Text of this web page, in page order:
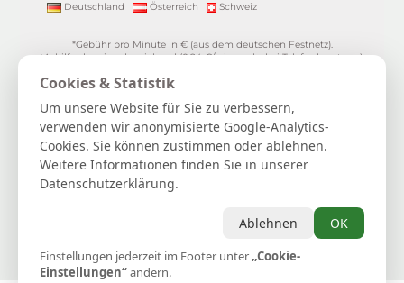
Deutschland Österreich Schweiz
*Gebühr pro Minute in € (aus dem deutschen Festnetz).
Mobilfunkpreise abweichend (0,24 €/min. mehr bei Telefonberatung).
**1.99€/min aus allen dt. Netzen
Gratisgepräch in Höhe von 15 Minuten.
15 Gratisminuten zum Kartenlegen sichern|Spiritueller Berater/in
werden
FAQ / Hilfe|AGB |Verträge hier kündigen / widerrufen
Kontakt & Impressum / Datenschutz
Kerida die Esoterikline für Kartenlegen, Hellsehen, Wahrsagen,
Lebensberatung, Spiritualität und mehr...
Selbstliebe | Heilung | Spiritualität | Achtsamkeit | Persönliches
Wachstum | Intuition | Loslassen | Manifestation | Dankbarkeit
Astrologie |Hellsehen |Kartenlegen |Lebensberatung
Tierkommunikation
Cookies & Statistik
Um unsere Website für Sie zu verbessern,
verwenden wir anonymisierte Google-Analytics-
Cookies. Sie können zustimmen oder ablehnen.
Weitere Informationen finden Sie in unserer
Datenschutzerklärung.
Ablehnen OK
Einstellungen jederzeit im Footer unter„Cookie-
Einstellungen“ändern.